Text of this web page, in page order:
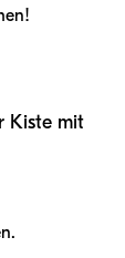
Kiste mit